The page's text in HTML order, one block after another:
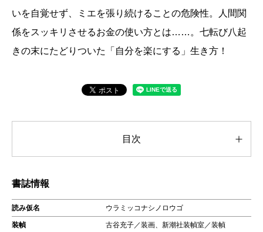
いを自覚せず、ミエを張り続けることの危険性。人間関
係をスッキリさせるお金の使い方とは……。七転び八起
きの末にたどりついた「自分を楽にする」生き方！
目次
書誌情報
読み仮名 ウラミッコナシノロウゴ
装幀 古谷充子／装画、新潮社装幀室／装幀